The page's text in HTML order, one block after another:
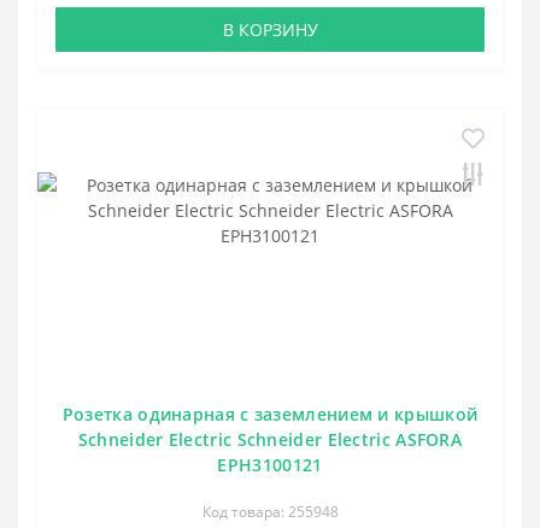
В КОРЗИНУ
Розетка одинарная с заземлением и крышкой
Schneider Electric Schneider Electric ASFORA
EPH3100121
Код товара: 255948